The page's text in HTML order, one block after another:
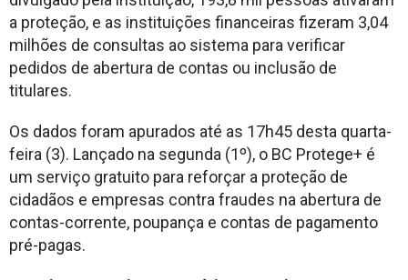
a proteção, e as instituições financeiras fizeram 3,04
milhões de consultas ao sistema para verificar
pedidos de abertura de contas ou inclusão de
titulares.
Os dados foram apurados até as 17h45 desta quarta-
feira (3). Lançado na segunda (1º), o BC Protege+ é
um serviço gratuito para reforçar a proteção de
cidadãos e empresas contra fraudes na abertura de
contas-corrente, poupança e contas de pagamento
pré-pagas.